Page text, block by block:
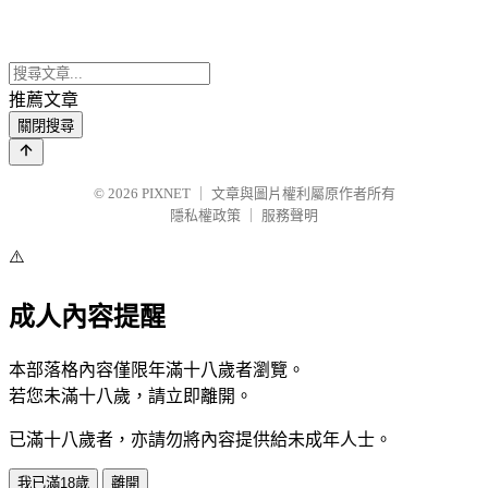
推薦文章
關閉搜尋
© 2026 PIXNET
文章與圖片權利屬原作者所有
隱私權政策
服務聲明
⚠️
成人內容提醒
本部落格內容僅限年滿十八歲者瀏覽。
若您未滿十八歲，請立即離開。
已滿十八歲者，亦請勿將內容提供給未成年人士。
我已滿18歲 離開